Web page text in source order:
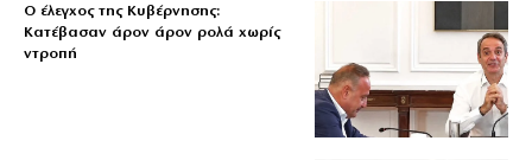
Ο έλεγχος της Κυβέρνησης:
Κατέβασαν άρον άρον ρολά χωρίς
ντροπή